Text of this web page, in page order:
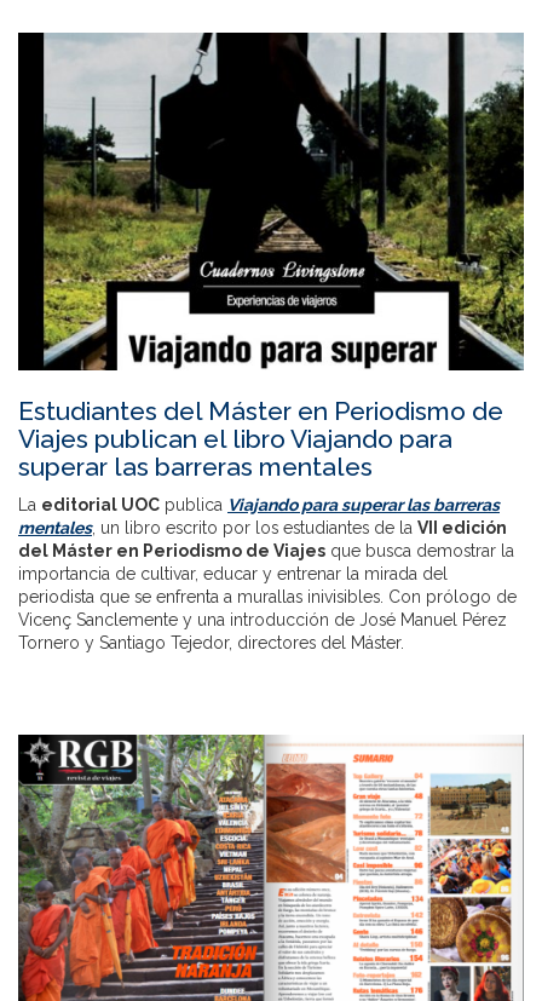
Estudiantes del Máster en Periodismo de
Viajes publican el libro Viajando para
superar las barreras mentales
La editorial UOC publica Viajando para superar las barreras
mentales, un libro escrito por los estudiantes de la VII edición
del Máster en Periodismo de Viajes que busca demostrar la
importancia de cultivar, educar y entrenar la mirada del
periodista que se enfrenta a murallas inivisibles. Con prólogo de
Vicenç Sanclemente y una introducción de José Manuel Pérez
Tornero y Santiago Tejedor, directores del Máster.